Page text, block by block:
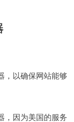
，以确保网站能够
，因为美国的服务